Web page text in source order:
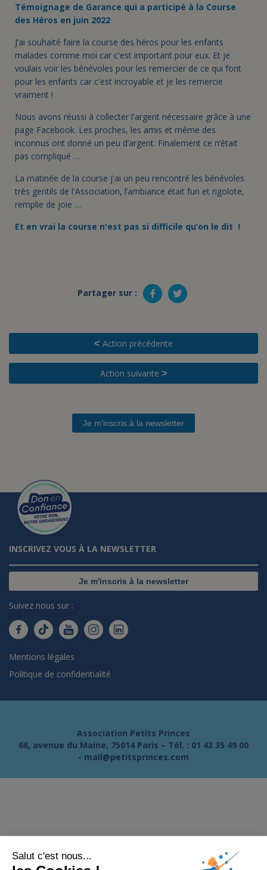
Salut c'est nous...
Témoignage de Garance qui a participé à la Course
des Héros en juin 2022
J’ai souhaité faire la course des héros pour les enfants
malades comme moi car c'est important pour eux. Et je
voulais voir les bénévoles pour les remercier de ce qui font
pour les enfants car c'est incroyable et je les remercie
vraiment !
Nous avons réussi à collecter l'argent nécessaire grâce à une
page Facebook. Les proches, les amis et même des
inconnus ont donné un peu d’argent. Finalement ce n’était
pas compliqué …
La matinée de la course j'ai un peu rencontré les bénévoles
très gentils de l'Association, l’ambiance était fun et rigolote,
remplie de joie …
Et en vrai la course n'est pas si difficile qu’on le dit !
Partager sur :
< Action précédente
Action suivante >
Je m'inscris à la newsletter
INSCRIVEZ VOUS À LA NEWSLETTER
Je m'inscris à la newsletter
Suivez nous sur :
Mentions légales
Politique de confidentialité
Association Petits Princes
66, avenue du Maine, 75014 Paris – Tél. : 01 43 35 49 00
- mail@petitsprinces.com